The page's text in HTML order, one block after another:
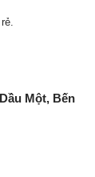
Một, Bến